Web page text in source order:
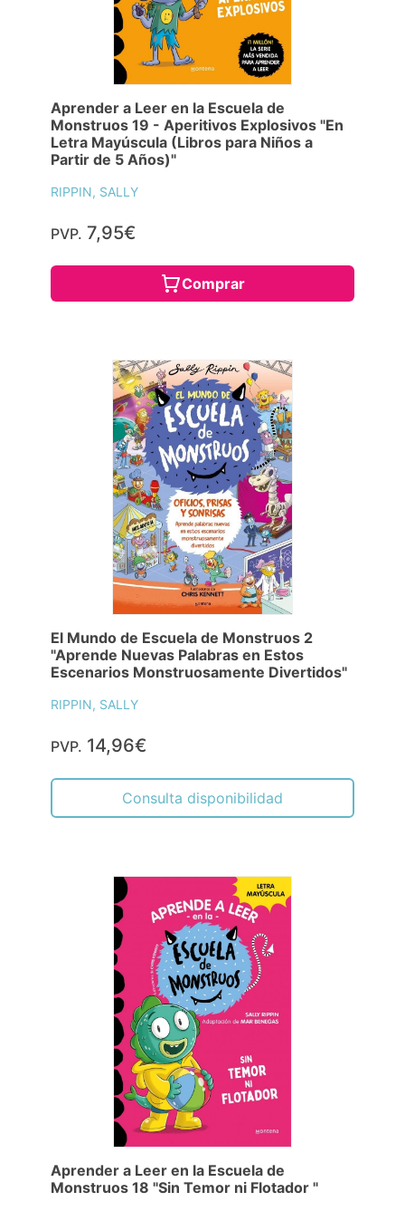
Aprender a Leer en la Escuela de
Monstruos 19 - Aperitivos Explosivos "En
Letra Mayúscula (Libros para Niños a
Partir de 5 Años)"
RIPPIN, SALLY
PVP. 7,95€
Comprar
El Mundo de Escuela de Monstruos 2
"Aprende Nuevas Palabras en Estos
Escenarios Monstruosamente Divertidos"
RIPPIN, SALLY
PVP. 14,96€
Consulta disponibilidad
Aprender a Leer en la Escuela de
Monstruos 18 "Sin Temor ni Flotador "